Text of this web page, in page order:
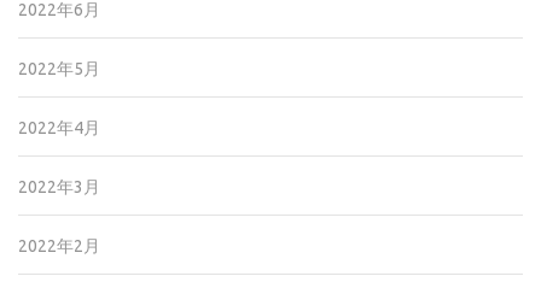
2022年6月
2022年5月
2022年4月
2022年3月
2022年2月